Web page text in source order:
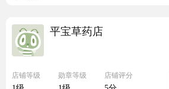
平宝草药店
店铺等级 勋章等级 店铺评分